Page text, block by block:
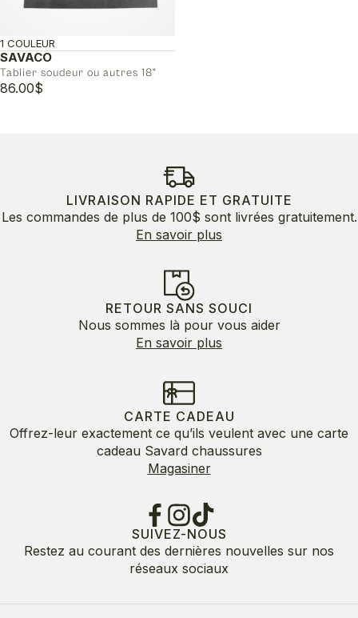
SAVACO
Tablier soudeur ou autres 18"
1 COULEUR
86.00$
LIVRAISON RAPIDE ET GRATUITE
Les commandes de plus de 100$ sont livrées gratuitement.
En savoir plus
RETOUR SANS SOUCI
Nous sommes là pour vous aider
En savoir plus
CARTE CADEAU
Offrez-leur exactement ce qu’ils veulent avec une carte
cadeau Savard chaussures
Magasiner
SUIVEZ-NOUS
Restez au courant des dernières nouvelles sur nos
réseaux sociaux